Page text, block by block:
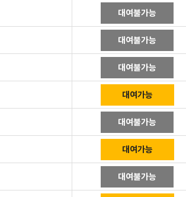
대여불가능
대여불가능
대여불가능
대여가능
대여불가능
대여가능
대여불가능